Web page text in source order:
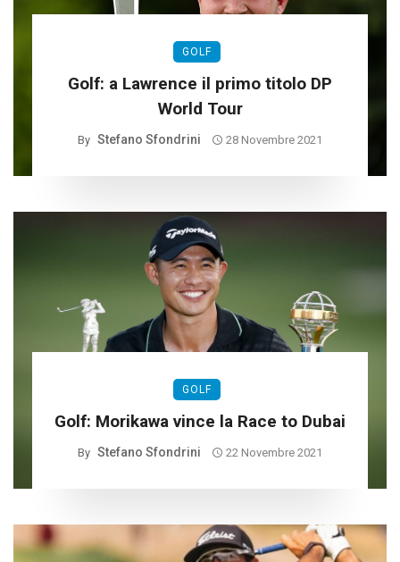
GOLF
Golf: a Lawrence il primo titolo DP
World Tour
By Stefano Sfondrini 28 Novembre 2021
GOLF
Golf: Morikawa vince la Race to Dubai
By Stefano Sfondrini 22 Novembre 2021